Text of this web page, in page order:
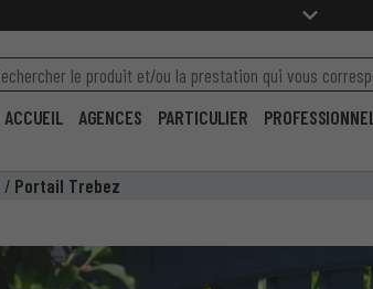
ACCUEIL AGENCES PARTICULIER PROFESSIONNEL
/ Portail Trebez